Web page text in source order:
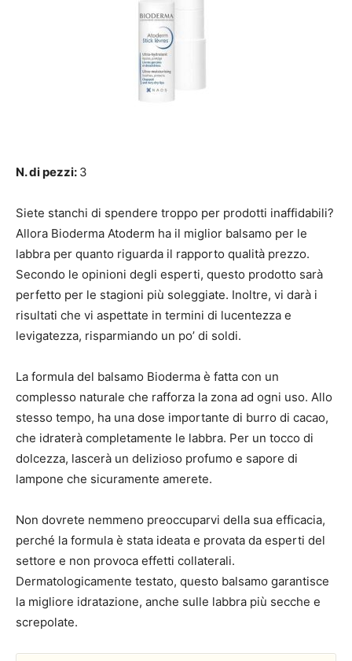
N. di pezzi: 3
Siete stanchi di spendere troppo per prodotti inaffidabili?
Allora Bioderma Atoderm ha il miglior balsamo per le
labbra per quanto riguarda il rapporto qualità prezzo.
Secondo le opinioni degli esperti, questo prodotto sarà
perfetto per le stagioni più soleggiate. Inoltre, vi darà i
risultati che vi aspettate in termini di lucentezza e
levigatezza, risparmiando un po’ di soldi.
La formula del balsamo Bioderma è fatta con un
complesso naturale che rafforza la zona ad ogni uso. Allo
stesso tempo, ha una dose importante di burro di cacao,
che idraterà completamente le labbra. Per un tocco di
dolcezza, lascerà un delizioso profumo e sapore di
lampone che sicuramente amerete.
Non dovrete nemmeno preoccuparvi della sua efficacia,
perché la formula è stata ideata e provata da esperti del
settore e non provoca effetti collaterali.
Dermatologicamente testato, questo balsamo garantisce
la migliore idratazione, anche sulle labbra più secche e
screpolate.